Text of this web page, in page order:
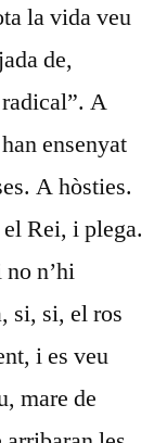
la vida veu
de,
radical”. A
ensenyat
A hòsties.
Rei, i plega.
n’hi
si, si, el ros
i es veu
mare de